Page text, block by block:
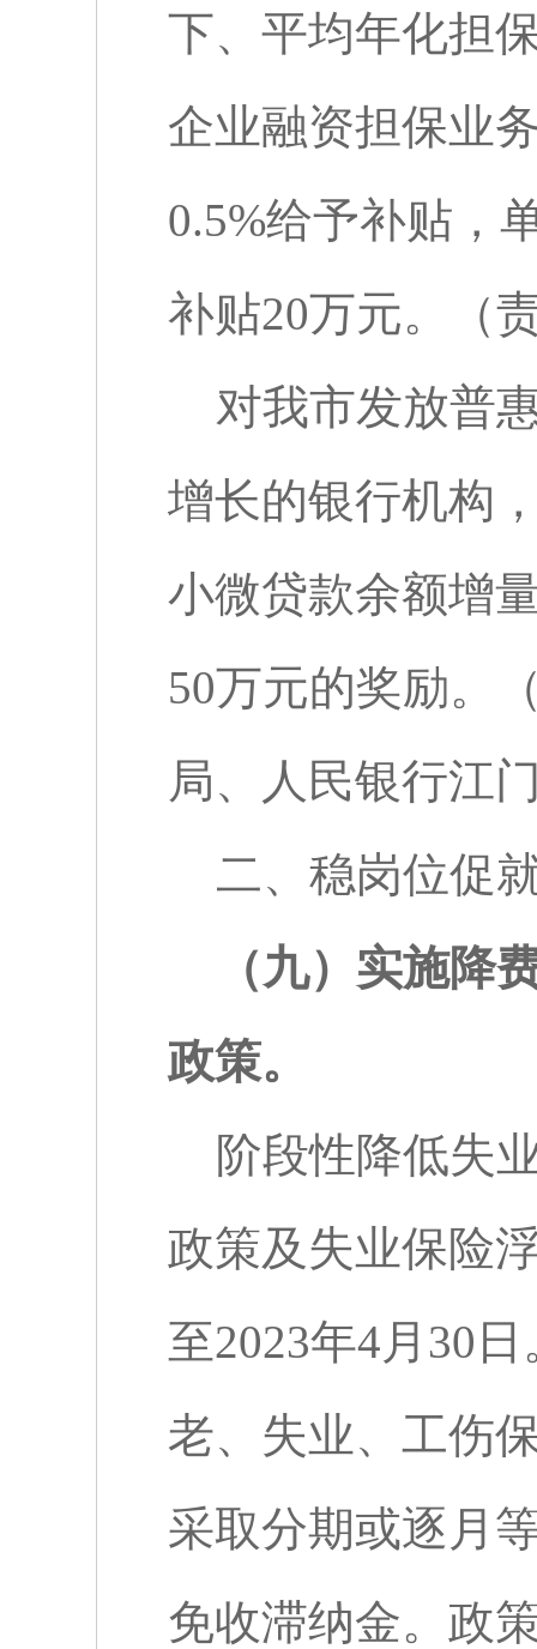
下、平均年化担
企业融资担保业
0.5%给予补贴，
补贴20万元。（
对我市发放普
增长的银行机构
小微贷款余额增
50万元的奖励。
局、人民银行江
二、稳岗位促
（九）实施降
政策。
阶段性降低失
政策及失业保险
至2023年4月 30
老、失业、工伤
采取分期或逐月
免收滞纳金。政